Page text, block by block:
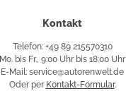
Kontakt
Telefon: +49 89 215570310
Mo. bis Fr., 9:00 Uhr bis 18:00 Uhr
E-Mail: service@autorenwelt.de
Oder per Kontakt-Formular.